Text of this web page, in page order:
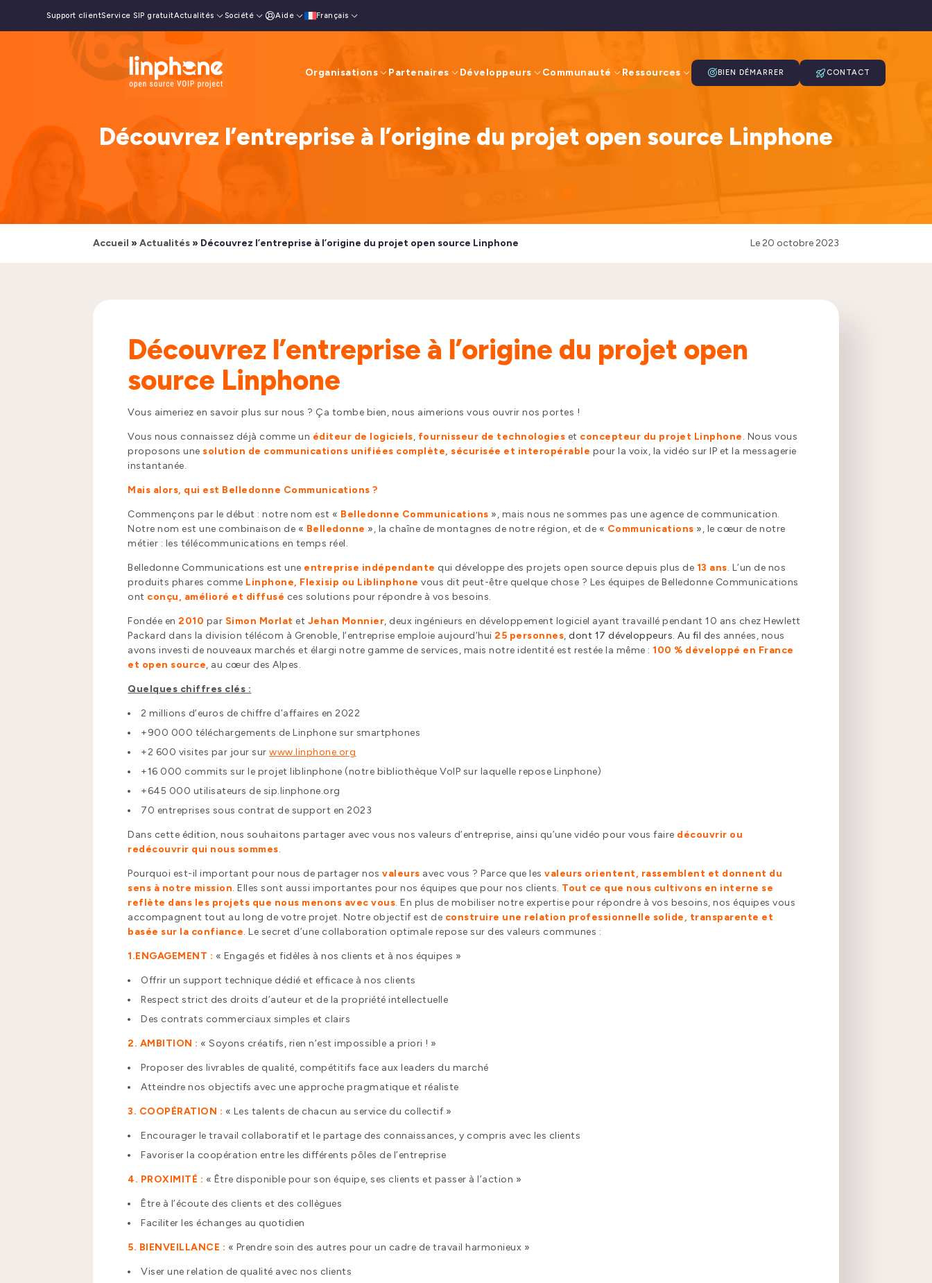
Support clientService SIP gratuitActualités Société Aide Français
Organisations Partenaires Développeurs Communauté Ressources BIEN DÉMARRER CONTACT
Découvrez l’entreprise à l’origine du projet open source Linphone
Accueil »Actualités » Découvrez l’entreprise à l’origine du projet open source Linphone Le 20 octobre 2023
Découvrez l’entreprise à l’origine du projet open
source Linphone
Vous aimeriez en savoir plus sur nous ? Ça tombe bien, nous aimerions vous ouvrir nos portes !
Vous nous connaissez déjà comme un éditeur de logiciels, fournisseur de technologies et concepteur du projet Linphone. Nous vous
proposons unesolution de communications unifiées complète, sécurisée et interopérable pour la voix, la vidéo sur IP et la messagerie
instantanée.
Mais alors, qui est Belledonne Communications ?
Commençons par le début : notre nom est « Belledonne Communications », mais nous ne sommes pas une agence de communication.
Notre nom est une combinaison de « Belledonne », la chaîne de montagnes de notre région, et de « Communications », le cœur de notre
métier : les télécommunications en temps réel.
Belledonne Communications est une entreprise indépendante qui développe des projets open source depuis plus de 13 ans. L’un de nos
produits phares comme Linphone, Flexisip ou Liblinphone vous dit peut-être quelque chose ? Les équipes de Belledonne Communications
ont conçu, amélioré et diffusé ces solutions pour répondre à vos besoins.
Fondée en2010 par Simon Morlat et Jehan Monnier, deux ingénieurs en développement logiciel ayant travaillé pendant 10 ans chez Hewlett
Packard dans la division télécom à Grenoble, l’entreprise emploie aujourd’hui25 personnes,dont 17 développeurs. Au fil des années, nous
avons investi de nouveaux marchés et élargi notre gamme de services, mais notre identité est restée la même : 100 % développé en France
et open source, au cœur des Alpes.
Quelques chiffres clés :
2 millions d’euros de chiffre d’affaires en 2022
+900 000 téléchargements de Linphone sur smartphones
+2 600 visites par jour surwww.linphone.org
+16 000 commits sur le projet liblinphone (notre bibliothèque VoIP sur laquelle repose Linphone)
+645 000 utilisateurs de sip.linphone.org
70 entreprises sous contrat de support en 2023
Dans cette édition, nous souhaitons partager avec vous nos valeurs d’entreprise, ainsi qu’une vidéo pour vous faire découvrir ou
redécouvrir qui nous sommes.
Pourquoi est-il important pour nous de partager nos valeurs avec vous ? Parce que lesvaleurs orientent, rassemblent et donnent du
sens à notre mission. Elles sont aussi importantes pour nos équipes que pour nos clients. Tout ce que nous cultivons en interne se
reflète dans les projets que nous menons avec vous. En plus de mobiliser notre expertise pour répondre à vos besoins, nos équipes vous
accompagnent tout au long de votre projet. Notre objectif est de construire une relation professionnelle solide, transparente et
basée sur la confiance. Le secret d’une collaboration optimale repose sur des valeurs communes :
1.ENGAGEMENT : « Engagés et fidèles à nos clients et à nos équipes »
Offrir un support technique dédié et efficace à nos clients
Respect strict des droits d’auteur et de la propriété intellectuelle
Des contrats commerciaux simples et clairs
2. AMBITION : « Soyons créatifs, rien n’est impossible a priori ! »
Proposer des livrables de qualité, compétitifs face aux leaders du marché
Atteindre nos objectifs avec une approche pragmatique et réaliste
3. COOPÉRATION : « Les talents de chacun au service du collectif »
Encourager le travail collaboratif et le partage des connaissances, y compris avec les clients
Favoriser la coopération entre les différents pôles de l’entreprise
4. PROXIMITÉ : « Être disponible pour son équipe, ses clients et passer à l’action »
Être à l’écoute des clients et des collègues
Faciliter les échanges au quotidien
5. BIENVEILLANCE : « Prendre soin des autres pour un cadre de travail harmonieux »
Viser une relation de qualité avec nos clients